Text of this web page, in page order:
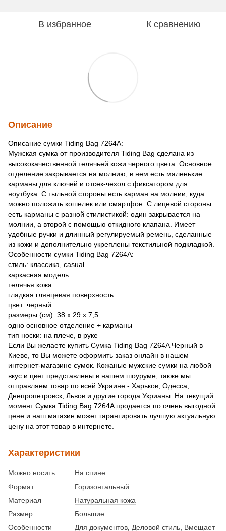
В избранное К сравнению
Описание
Описание сумки Tiding Bag 7264A:
Мужская сумка от производителя Tiding Bag сделана из
высококачественной телячьей кожи черного цвета. Основное
отделение закрывается на молнию, в нем есть маленькие
карманы для ключей и отсек-чехол с фиксатором для
ноутбука. С тыльной стороны есть карман на молнии, куда
можно положить кошелек или смартфон. С лицевой стороны
есть карманы с разной стилистикой: один закрывается на
молнии, а второй с помощью откидного клапана. Имеет
удобные ручки и длинный регулируемый ремень, сделанные
из кожи и дополнительно укреплены текстильной подкладкой.
Особенности сумки Tiding Bag 7264A:
cтиль: классика, casual
каркасная модель
телячья кожа
гладкая глянцевая поверхность
цвет: черный
размеры (см): 38 х 29 х 7,5
одно основное отделение + карманы
тип носки: на плече, в руке
Если Вы желаете купить Сумка Tiding Bag 7264A Черный в
Киеве, то Вы можете оформить заказ онлайн в нашем
интернет-магазине сумок. Кожаные мужские сумки на любой
вкус и цвет представлены в нашем шоуруме, также мы
отправляем товар по всей Украине - Харьков, Одесса,
Днепропетровск, Львов и другие города Укрианы. На текущий
момент Сумка Tiding Bag 7264A продается по очень выгодной
цене и наш магазин может гарантировать лучшую актуальную
цену на этот товар в интернете.
Характеристики
Можно носить
На спине
Формат
Горизонтальный
Материал
Натуральная кожа
Размер
Большие
Особенности
Для документов Деловой стиль Вмещает